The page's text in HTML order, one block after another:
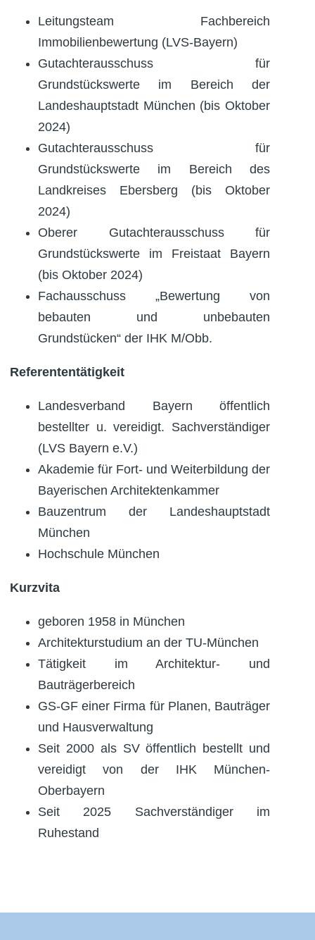
Leitungsteam Fachbereich
Immobilienbewertung (LVS-Bayern)
Gutachterausschuss für
Grundstückswerte im Bereich der
Landeshauptstadt München (bis Oktober
2024)
Gutachterausschuss für
Grundstückswerte im Bereich des
Landkreises Ebersberg (bis Oktober
2024)
Oberer Gutachterausschuss für
Grundstückswerte im Freistaat Bayern
(bis Oktober 2024)
Fachausschuss „Bewertung von
bebauten und unbebauten
Grundstücken“ der IHK M/Obb.
Referententätigkeit
Landesverband Bayern öffentlich
bestellter u. vereidigt. Sachverständiger
(LVS Bayern e.V.)
Akademie für Fort- und Weiterbildung der
Bayerischen Architektenkammer
Bauzentrum der Landeshauptstadt
München
Hochschule München
Kurzvita
geboren 1958 in München
Architekturstudium an der TU-München
Tätigkeit im Architektur- und
Bauträgerbereich
GS-GF einer Firma für Planen, Bauträger
und Hausverwaltung
Seit 2000 als SV öffentlich bestellt und
vereidigt von der IHK München-
Oberbayern
Seit 2025 Sachverständiger im
Ruhestand